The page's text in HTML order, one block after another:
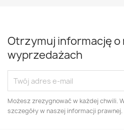
Otrzymuj informację o
wyprzedażach
Możesz zrezygnować w każdej chwili.
szczegóły w naszej informacji prawnej.